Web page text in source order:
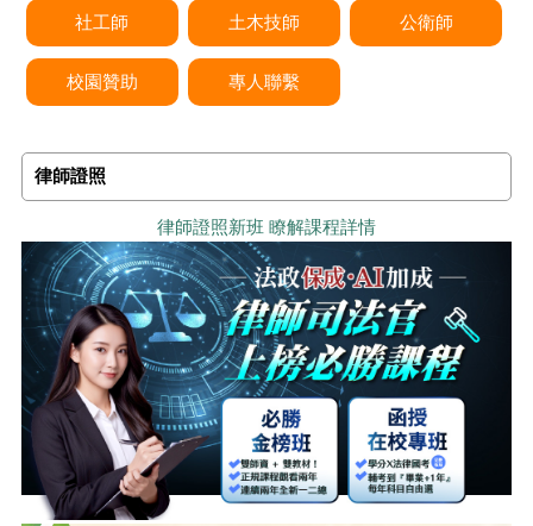
社工師 土木技師 公衛師
校園贊助 專人聯繫
律師證照
律師證照新班 瞭解課程詳情